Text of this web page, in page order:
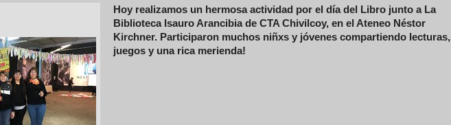
Hoy realizamos un hermosa actividad por el día del Libro junto a La
Biblioteca Isauro Arancibia de CTA Chivilcoy, en el Ateneo Néstor
Kirchner. Participaron muchos niñxs y jóvenes compartiendo lecturas,
juegos y una rica merienda!